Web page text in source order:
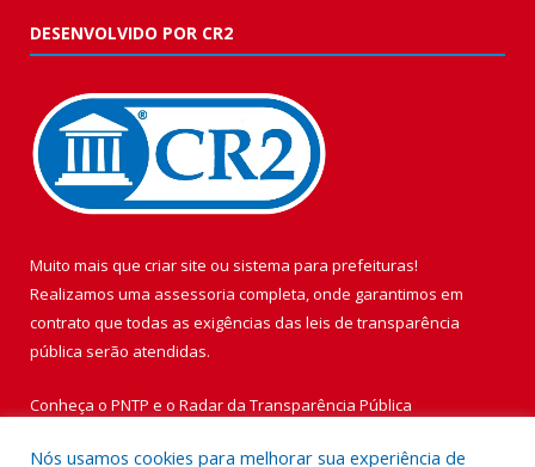
DESENVOLVIDO POR CR2
Muito mais que criar site ou sistema para prefeituras!
Realizamos uma assessoria completa, onde garantimos em
contrato que todas as exigências das leis de transparência
pública serão atendidas.
Conheça o PNTP e o Radar da Transparência Pública
Nós usamos cookies para melhorar sua experiência de